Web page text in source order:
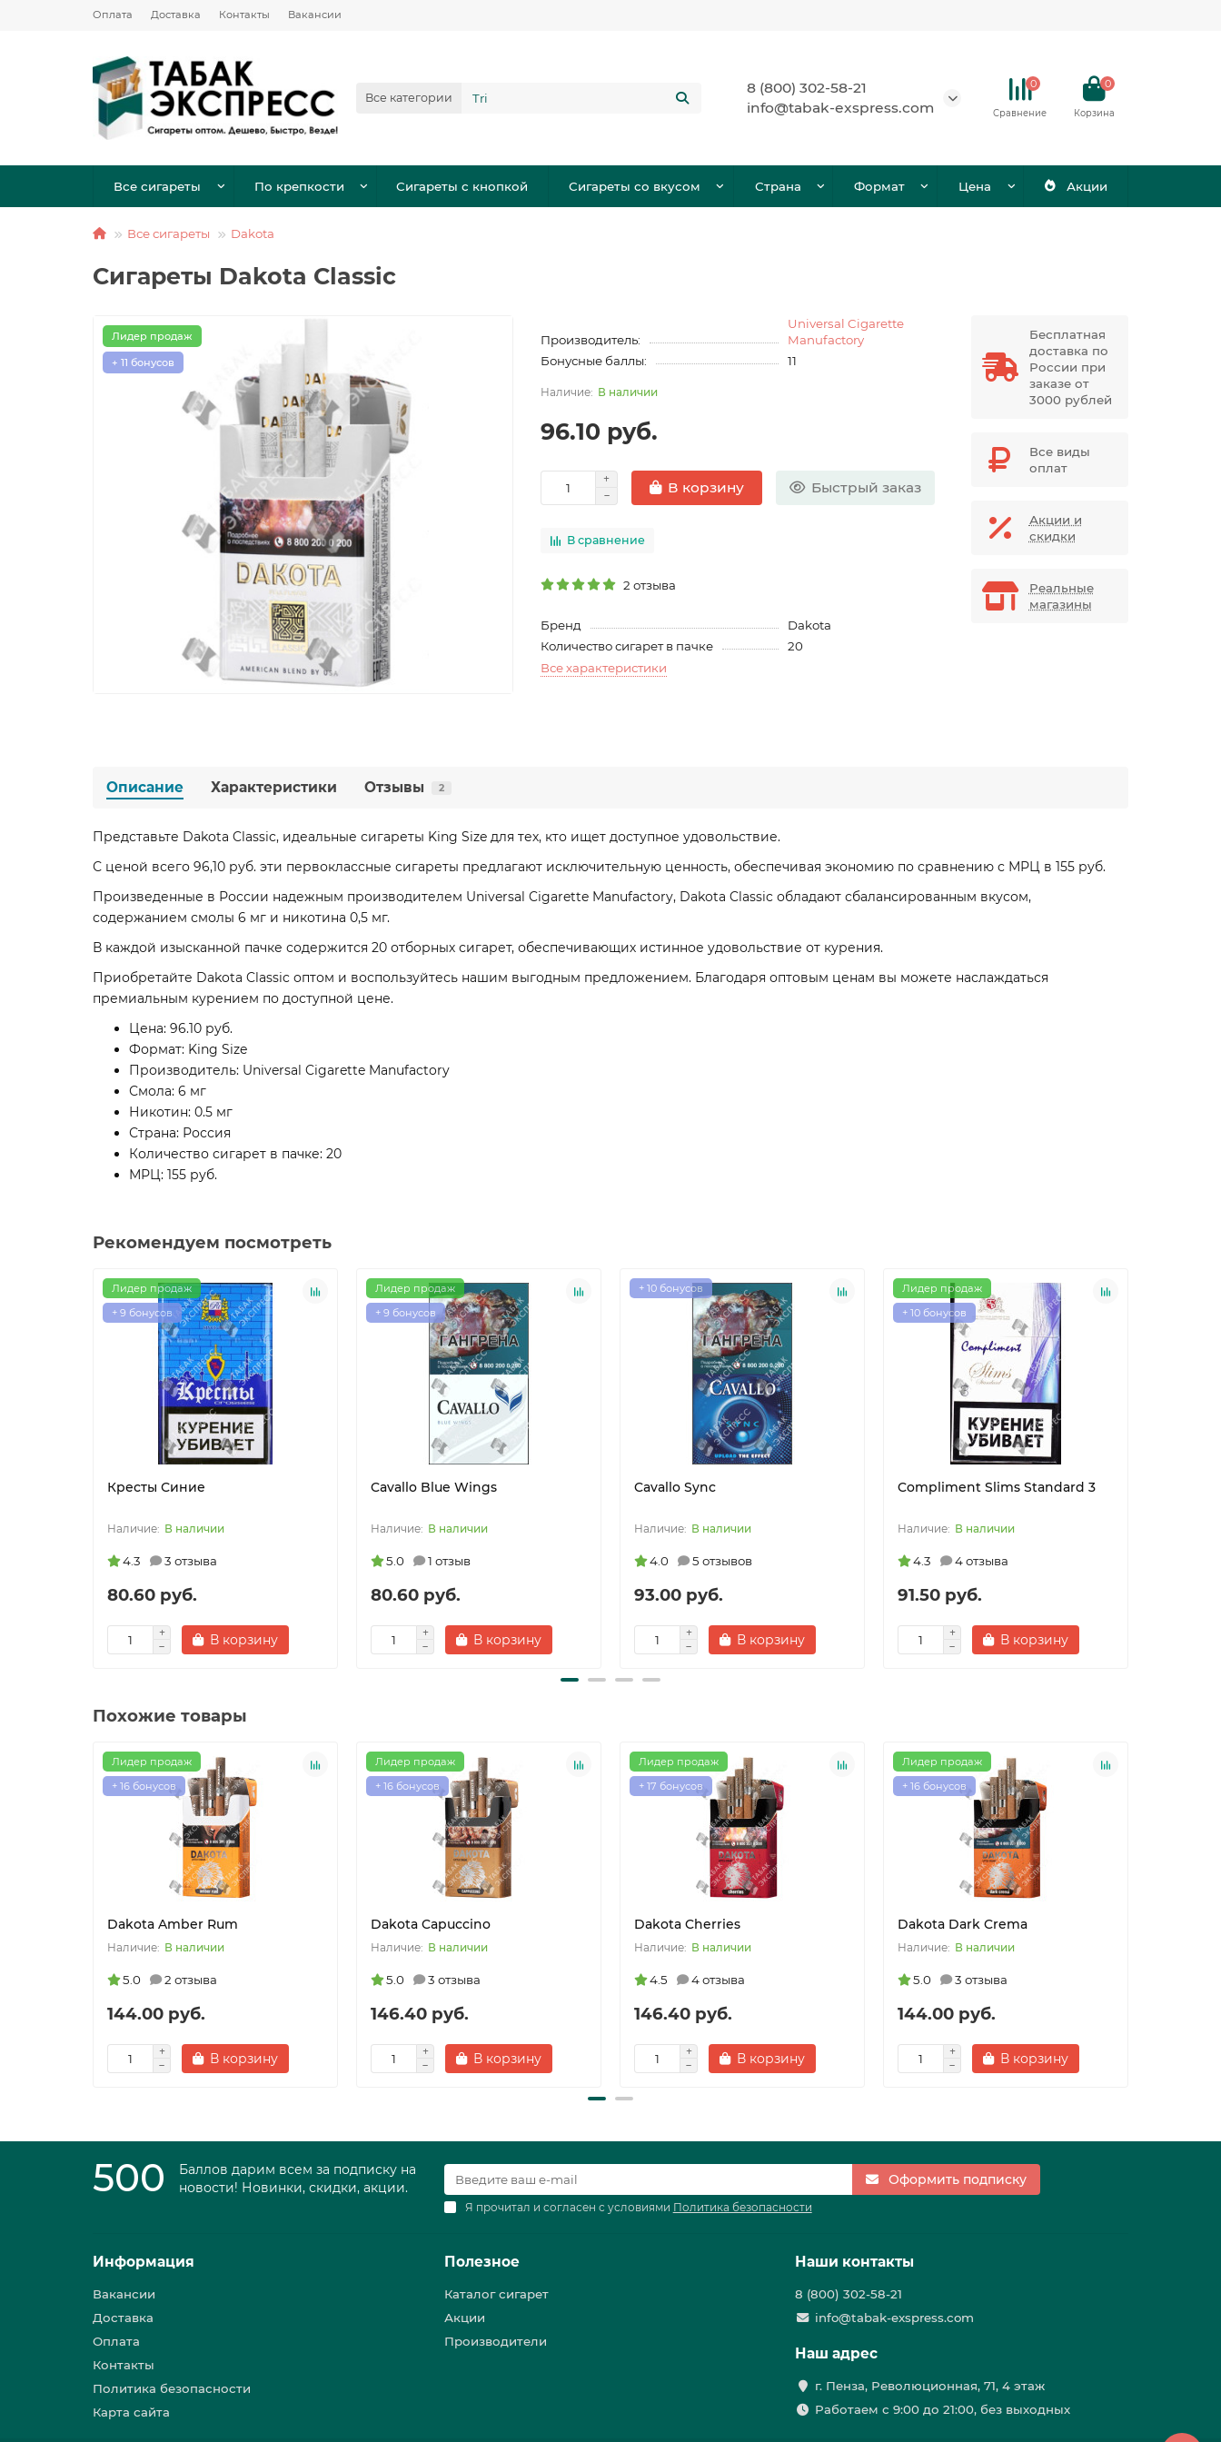
Оплата Доставка Контакты Вакансии
Все категории
8 (800) 302-58-21
info@tabak-exspress.com
0
Сравнение
0
Корзина
Все сигареты По крепкости Сигареты с кнопкой Сигареты со вкусом Страна Формат Цена Акции
Все сигареты Dakota
Сигареты Dakota Classic
Лидер продаж
+ 11 бонусов
Производитель:
Universal Cigarette
Manufactory
Бонусные баллы:
11
В наличии
96.10 руб.
В корзину Быстрый заказ
В сравнение
2 отзыва
Бренд
Dakota
Количество сигарет в пачке
20
Все характеристики
Бесплатная
доставка по
России при
заказе от
3000 рублей
Все виды
оплат
Акции и
скидки
Реальные
магазины
Описание Характеристики Отзывы 2
Представьте Dakota Classic, идеальные сигареты King Size для тех, кто ищет доступное удовольствие.
С ценой всего 96,10 руб. эти первоклассные сигареты предлагают исключительную ценность, обеспечивая экономию по сравнению с МРЦ в 155 руб.
Произведенные в России надежным производителем Universal Cigarette Manufactory, Dakota Classic обладают сбалансированным вкусом,
содержанием смолы 6 мг и никотина 0,5 мг.
В каждой изысканной пачке содержится 20 отборных сигарет, обеспечивающих истинное удовольствие от курения.
Приобретайте Dakota Classic оптом и воспользуйтесь нашим выгодным предложением. Благодаря оптовым ценам вы можете наслаждаться
премиальным курением по доступной цене.
Цена: 96.10 руб.
Формат: King Size
Производитель: Universal Cigarette Manufactory
Смола: 6 мг
Никотин: 0.5 мг
Страна: Россия
Количество сигарет в пачке: 20
МРЦ: 155 руб.
Рекомендуем посмотреть
Лидер продаж
+ 9 бонусов
Кресты Синие
В наличии
4.3 3 отзыва
80.60 руб.
В корзину
Лидер продаж
+ 9 бонусов
Cavallo Blue Wings
В наличии
5.0 1 отзыв
80.60 руб.
В корзину
+ 10 бонусов
Cavallo Sync
В наличии
4.0 5 отзывов
93.00 руб.
В корзину
Лидер продаж
+ 10 бонусов
Compliment Slims Standard 3
В наличии
4.3 4 отзыва
91.50 руб.
В корзину
Похожие товары
Лидер продаж
+ 16 бонусов
Dakota Amber Rum
В наличии
5.0 2 отзыва
144.00 руб.
В корзину
Лидер продаж
+ 16 бонусов
Dakota Capuccino
В наличии
5.0 3 отзыва
146.40 руб.
В корзину
Лидер продаж
+ 17 бонусов
Dakota Cherries
В наличии
4.5 4 отзыва
146.40 руб.
В корзину
Лидер продаж
+ 16 бонусов
Dakota Dark Crema
В наличии
5.0 3 отзыва
144.00 руб.
В корзину
500
Баллов дарим всем за подписку на
новости! Новинки, скидки, акции.
Оформить подписку
Я прочитал и согласен с условиями Политика безопасности
Информация
Вакансии
Доставка
Оплата
Контакты
Политика безопасности
Карта сайта
Полезное
Каталог сигарет
Акции
Производители
Наши контакты
8 (800) 302-58-21
info@tabak-exspress.com
Наш адрес
г. Пенза, Революционная, 71, 4 этаж
Работаем с 9:00 до 21:00, без выходных